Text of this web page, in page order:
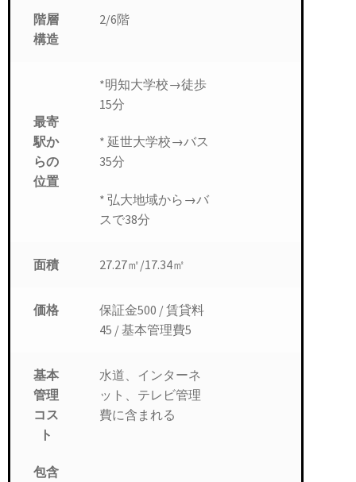
階層
構造
2/6階
最寄
駅か
らの
位置
*明知大学校→徒歩
15分
* 延世大学校→バス
35分
* 弘大地域から→バ
スで38分
面積 27.27㎡/17.34㎡
価格
保証金500 / 賃貸料
45 / 基本管理費5
基本
管理
コス
ト
包含
水道、インターネ
ット、テレビ管理
費に含まれる